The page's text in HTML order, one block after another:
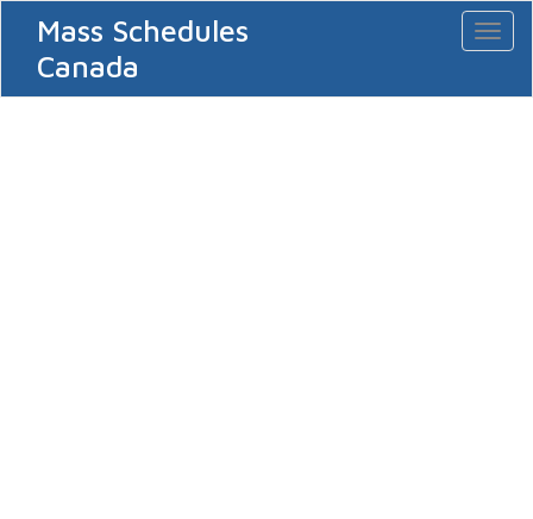
Mass Schedules
Canada